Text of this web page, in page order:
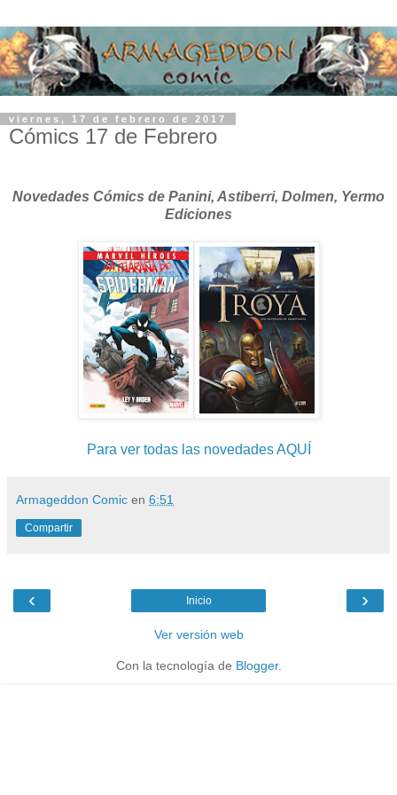
viernes, 17 de febrero de 2017
Cómics 17 de Febrero
Novedades Cómics de Panini, Astiberri, Dolmen, Yermo
Ediciones
Para ver todas las novedades AQUÍ
Armageddon Comic en 6:51
Compartir
‹ ›
Inicio
Ver versión web
Con la tecnología de Blogger.